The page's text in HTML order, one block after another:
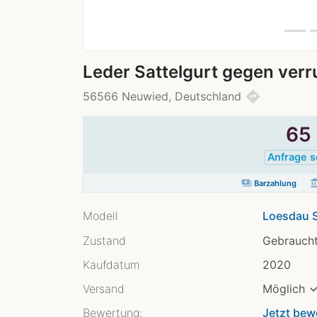
Leder Sattelgurt gegen
56566 Neuwied, Deutschland directions
65
Anfrage
payments Barzahlung
Modell Loesdau
Zustand
Kaufdatum
2020
Versand
Möglich
Bewertung: Jetzt